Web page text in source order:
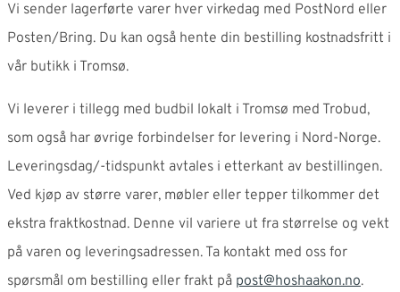
Vi sender lagerførte varer hver virkedag med PostNord eller
Posten/Bring. Du kan også hente din bestilling kostnadsfritt i
vår butikk i Tromsø.
Vi leverer i tillegg med budbil lokalt i Tromsø med Trobud,
som også har øvrige forbindelser for levering i Nord-Norge.
Leveringsdag/-tidspunkt avtales i etterkant av bestillingen.
Ved kjøp av større varer, møbler eller tepper tilkommer det
ekstra fraktkostnad. Denne vil variere ut fra størrelse og vekt
på varen og leveringsadressen. Ta kontakt med oss for
spørsmål om bestilling eller frakt på post@hoshaakon.no.